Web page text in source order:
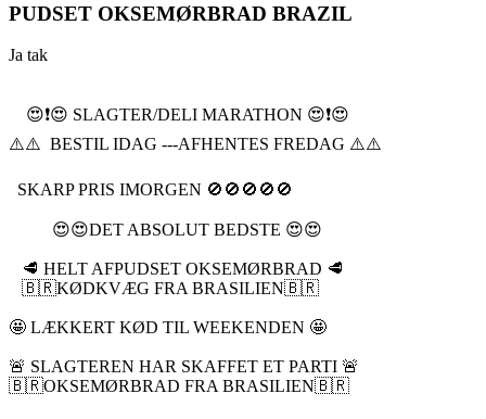
PUDSET OKSEMØRBRAD BRAZIL
Ja tak
😍❗️😍 SLAGTER/DELI MARATHON 😍❗️😍
⚠️⚠️ BESTIL IDAG ---AFHENTES FREDAG ⚠️⚠️
SKARP PRIS IMORGEN 🚫🚫🚫🚫🚫
😍😍DET ABSOLUT BEDSTE 😍😍
🥩 HELT AFPUDSET OKSEMØRBRAD 🥩
🇧🇷KØDKVÆG FRA BRASILIEN🇧🇷
🤩 LÆKKERT KØD TIL WEEKENDEN 🤩
🚨 SLAGTEREN HAR SKAFFET ET PARTI 🚨
🇧🇷OKSEMØRBRAD FRA BRASILIEN🇧🇷